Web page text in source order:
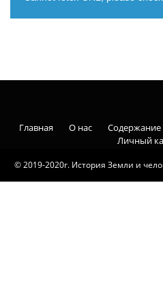
© 2019-2020г. История Земли и
Главная О нас Содержание
Личный